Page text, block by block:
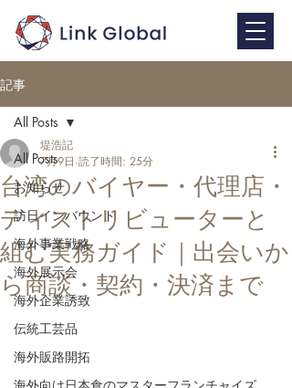
記事
All Posts
お知らせ
訪日インバウンド
海外事業戦略
海外展示会
海外企業誘致
伝統工芸品
海外販路開拓
All Posts
台湾のバイヤー・代理店・
ディストリビューターと
組む実務ガイド｜出会いか
ら商談・契約・決済まで
堤浩記
7月9日 読了時間: 25分